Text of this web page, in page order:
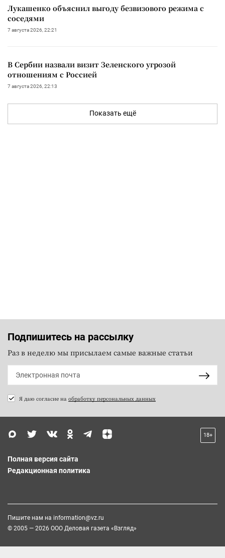
Лукашенко объяснил выгоду безвизового режима с
соседями
7 августа 2026, 22:21
В Сербии назвали визит Зеленского угрозой
отношениям с Россией
7 августа 2026, 22:13
Показать ещё
Подпишитесь на рассылку
Раз в неделю мы присылаем самые важные статьи
Я даю согласие на обработку персональных данных
18+
Полная версия сайта
Редакционная политика
Пишите нам на information@vz.ru
© 2005 — 2026 ООО Деловая газета «Взгляд»